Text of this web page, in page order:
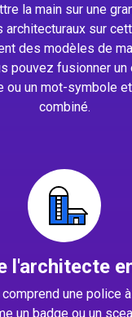
la main sur une
sur
des modèles de
pouvez fusionner
ou un mot-symbole
combiné.
l'architecte
une police
un badge ou un